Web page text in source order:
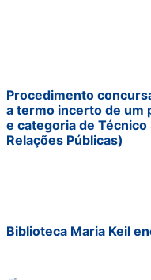
Procedimento
a termo incerto de um
e categoria de
Relações Públicas)
Biblioteca Maria Keil